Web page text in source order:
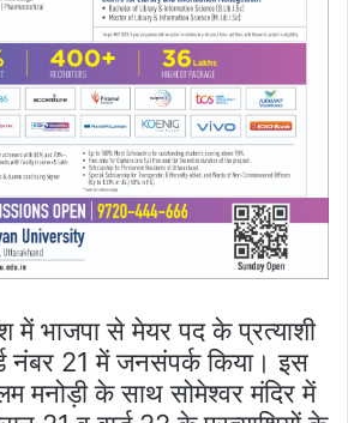
भाजपा से मेयर पद के प्रत्याशी
नंबर 21 में जनसंपर्क किया। इस
मनोड़ी के साथ सोमेश्वर मंदिर में